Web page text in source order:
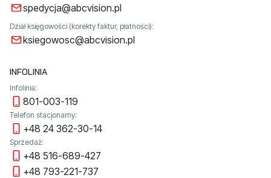
spedycja@abcvision.pl
Dział księgowości (korekty faktur, płatności):
ksiegowosc@abcvision.pl
INFOLINIA
Infolinia:
801-003-119
Telefon stacjonarny:
+48 24 362-30-14
Sprzedaż:
+48 516-689-427
+48 793-221-737